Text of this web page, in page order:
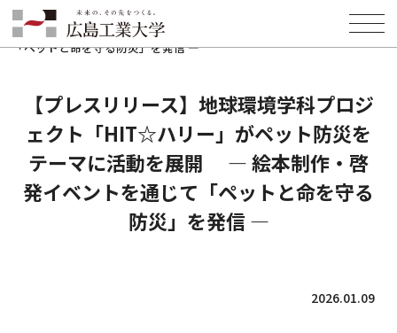
HOME INFORMATION
【プレスリリース】地球環境学科プロジェクト「HIT☆ハリー」がペッ
ト防災をテーマに活動を展開 ― 絵本制作・啓発イベントを通じて
「ペットと命を守る防災」を発信 ―
【プレスリリース】地球環境学科プロジ
ェクト「HIT☆ハリー」がペット防災を
テーマに活動を展開 ― 絵本制作・啓
発イベントを通じて「ペットと命を守る
防災」を発信 ―
2026.01.09